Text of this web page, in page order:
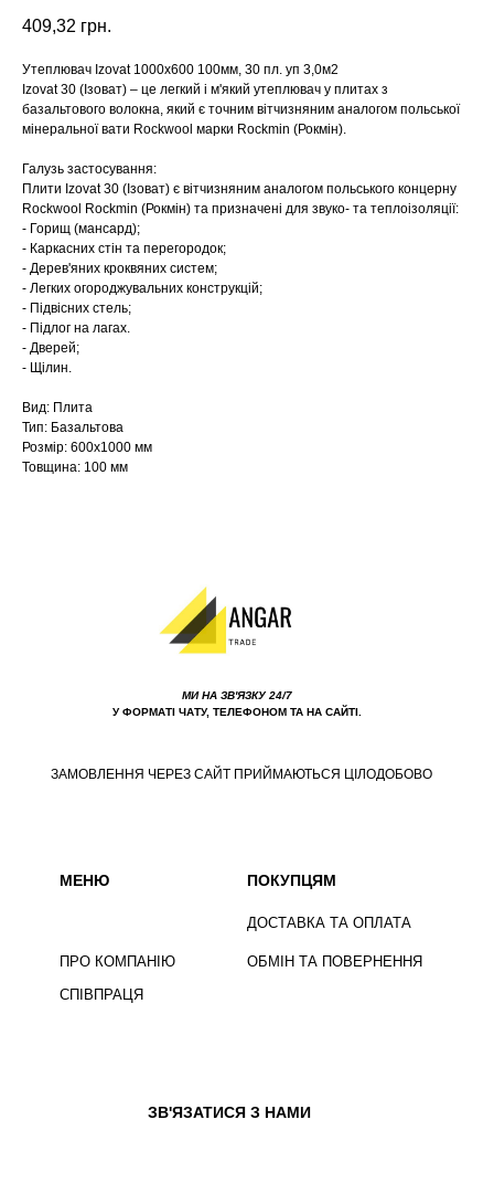
409,32 грн.
Утеплювач Izovat 1000х600 100мм, 30 пл. уп 3,0м2
Izovat 30 (Ізоват) – це легкий і м'який утеплювач у плитах з
базальтового волокна, який є точним вітчизняним аналогом польської
мінеральної вати Rockwool марки Rockmin (Рокмін).
Галузь застосування:
Плити Izovat 30 (Ізоват) є вітчизняним аналогом польського концерну
Rockwool Rockmin (Рокмін) та призначені для звуко- та теплоізоляції:
- Горищ (мансард);
- Каркасних стін та перегородок;
- Дерев'яних кроквяних систем;
- Легких огороджувальних конструкцій;
- Підвісних стель;
- Підлог на лагах.
- Дверей;
- Щілин.
Вид: Плита
Тип: Базальтова
Розмір: 600х1000 мм
Товщина: 100 мм
ПРО КОМПАНІЮ
СПІВПРАЦЯ
ДОСТАВКА ТА ОПЛАТА
ОБМІН ТА ПОВЕРНЕННЯ
ПОКУПЦЯМ
МИ НА ЗВ'ЯЗКУ 24/7
У ФОРМАТІ ЧАТУ, ТЕЛЕФОНОМ ТА НА САЙТІ.
ЗВ'ЯЗАТИСЯ З НАМИ
МЕНЮ
ЗАМОВЛЕННЯ ЧЕРЕЗ САЙТ ПРИЙМАЮТЬСЯ ЦІЛОДОБОВО